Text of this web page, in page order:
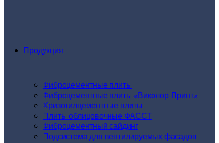
Продукция
Фиброцементные плиты
Фиброцементные плиты «Виколор-Принт»
Хризотилцементные плиты
Плиты облицовочные ФАССТ
Фиброцементный сайдинг
Подсистема для вентилируемых фасадов